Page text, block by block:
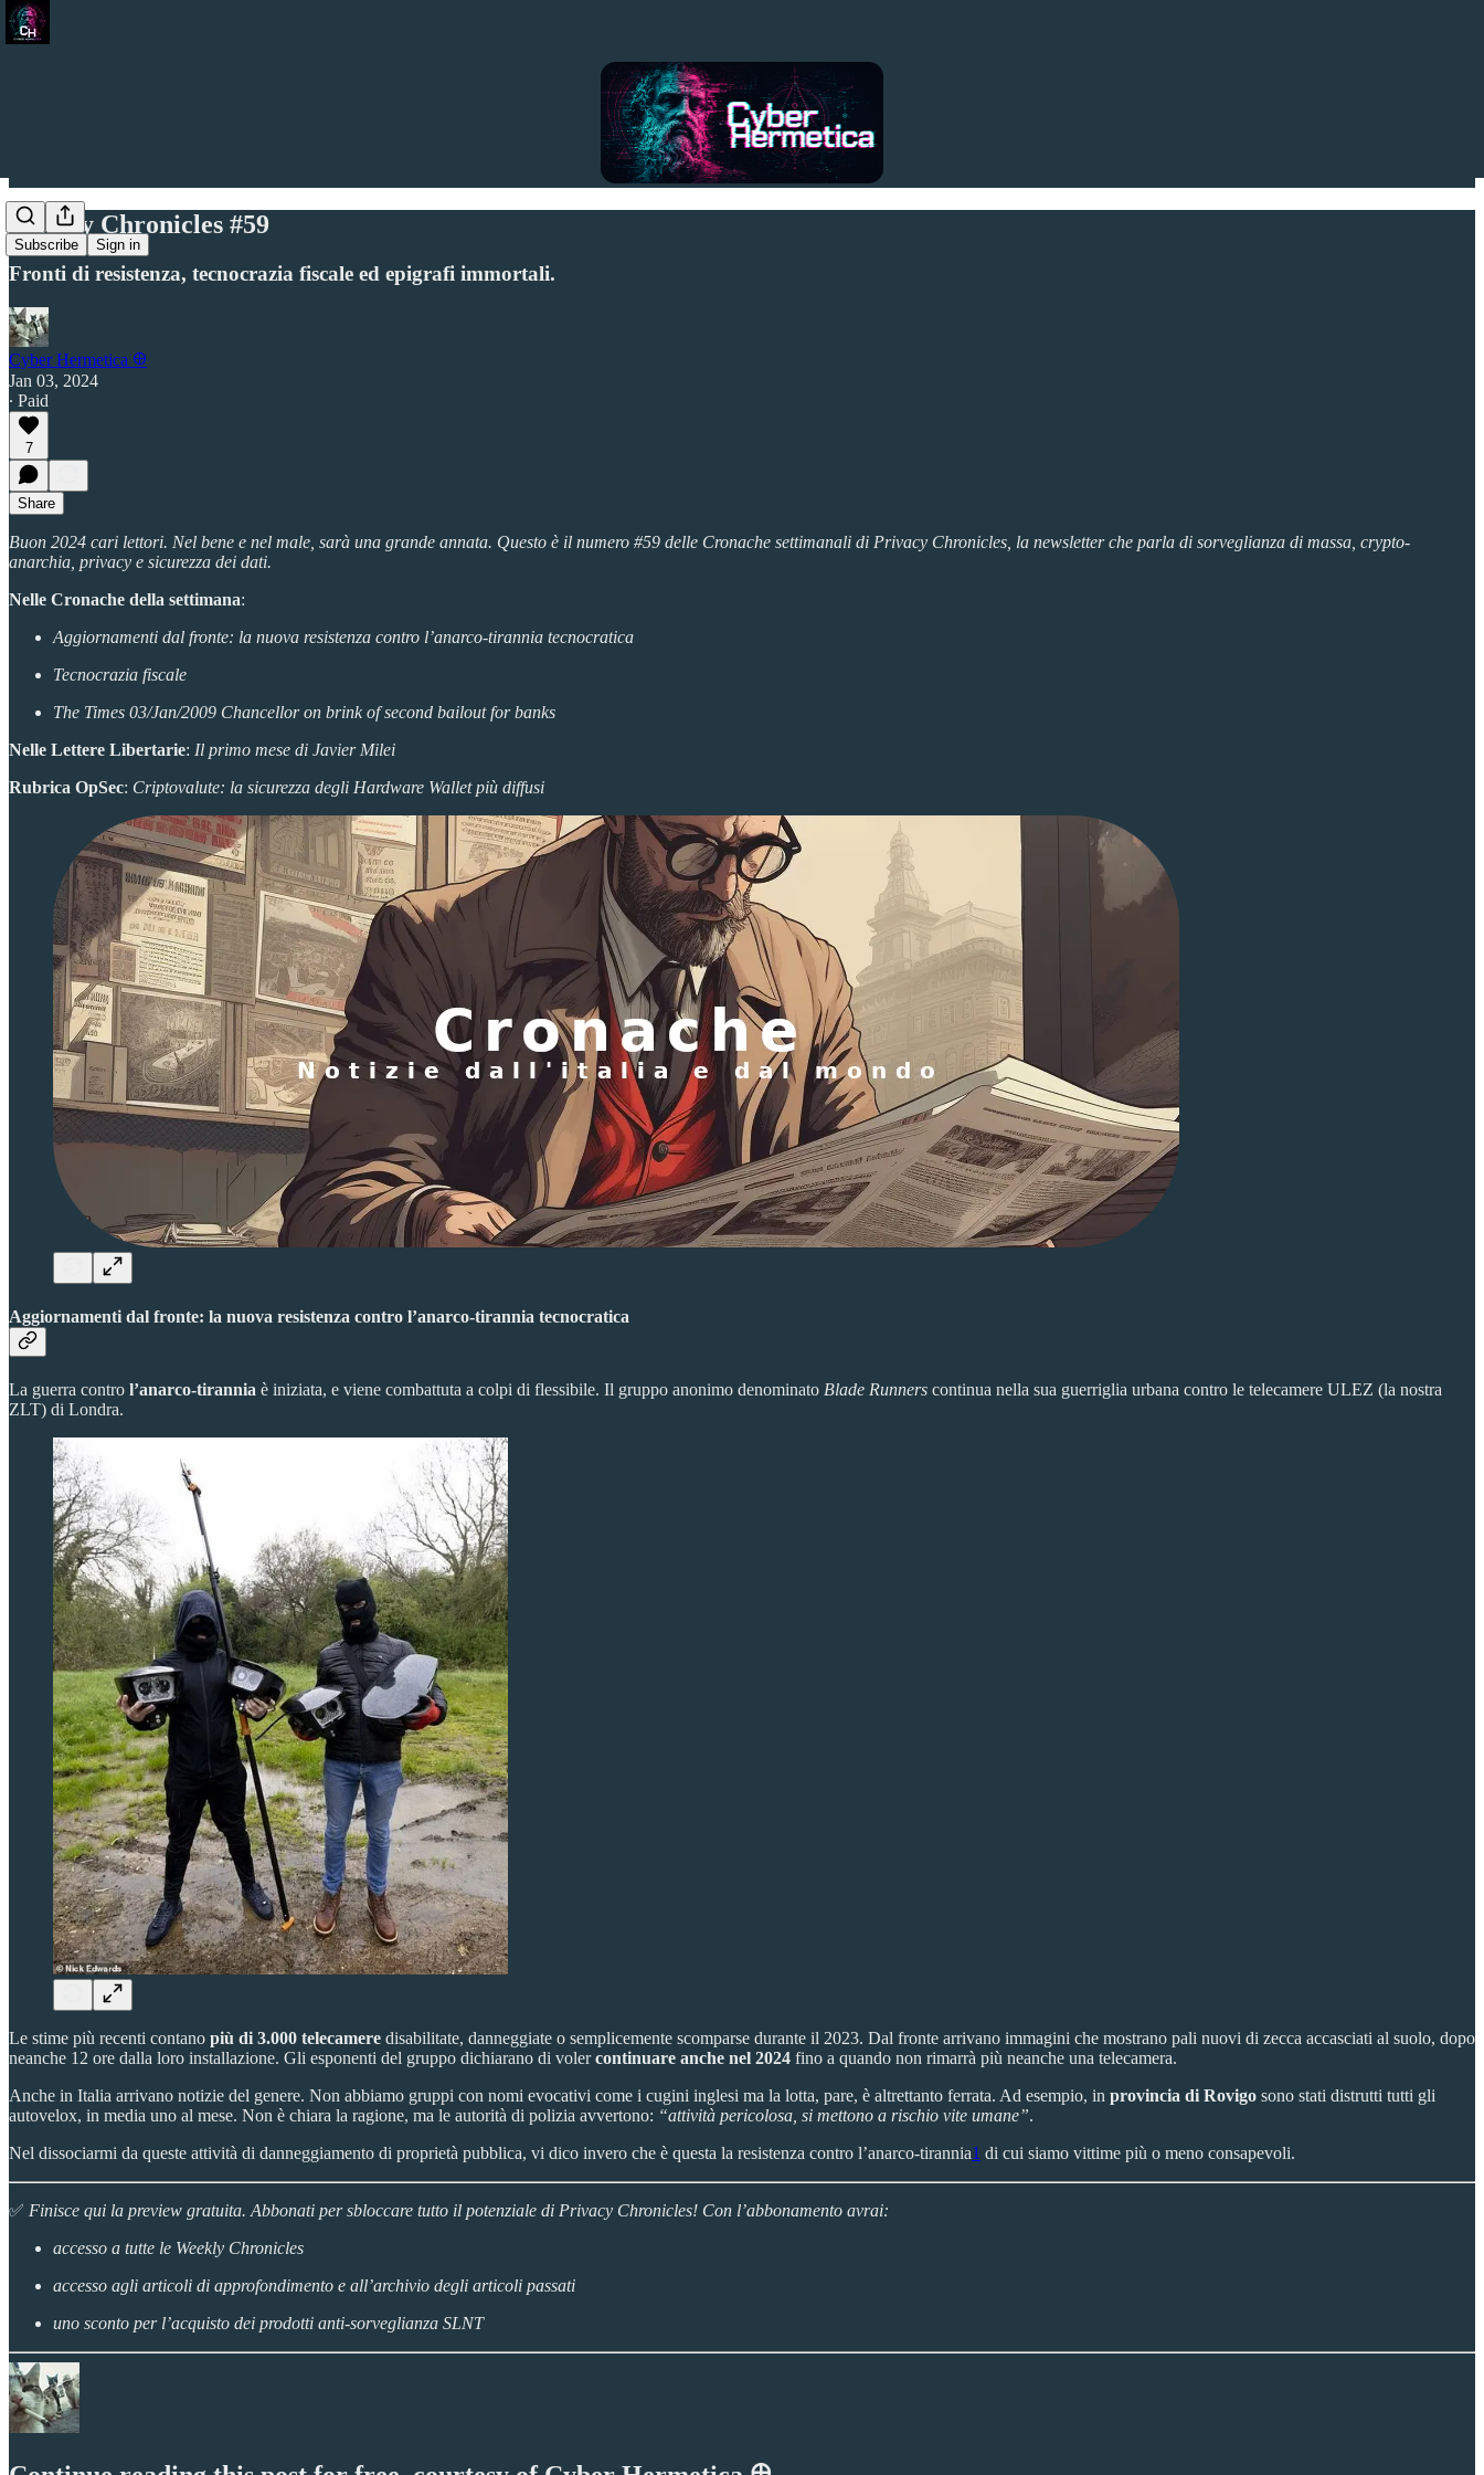
Subscribe Sign in
Weekly Chronicles #59
Fronti di resistenza, tecnocrazia fiscale ed epigrafi immortali.
Cyber Hermetica 𐀏
Jan 03, 2024
∙ Paid
7
Share
Buon 2024 cari lettori. Nel bene e nel male, sarà una grande annata. Questo è il numero #59 delle Cronache settimanali di Privacy Chronicles, la newsletter che parla di sorveglianza di massa, crypto-
anarchia, privacy e sicurezza dei dati.
Nelle Cronache della settimana:
Aggiornamenti dal fronte: la nuova resistenza contro l’anarco-tirannia tecnocratica
Tecnocrazia fiscale
The Times 03/Jan/2009 Chancellor on brink of second bailout for banks
Nelle Lettere Libertarie: Il primo mese di Javier Milei
Rubrica OpSec: Criptovalute: la sicurezza degli Hardware Wallet più diffusi
Aggiornamenti dal fronte: la nuova resistenza contro l’anarco-tirannia tecnocratica
La guerra contro l’anarco-tirannia è iniziata, e viene combattuta a colpi di flessibile. Il gruppo anonimo denominato Blade Runners continua nella sua guerriglia urbana contro le telecamere ULEZ (la nostra
ZLT) di Londra.
Le stime più recenti contano più di 3.000 telecamere disabilitate, danneggiate o semplicemente scomparse durante il 2023. Dal fronte arrivano immagini che mostrano pali nuovi di zecca accasciati al suolo, dopo
neanche 12 ore dalla loro installazione. Gli esponenti del gruppo dichiarano di volercontinuare anche nel 2024 fino a quando non rimarrà più neanche una telecamera.
Anche in Italia arrivano notizie del genere. Non abbiamo gruppi con nomi evocativi come i cugini inglesi ma la lotta, pare, è altrettanto ferrata. Ad esempio, in provincia di Rovigo sono stati distrutti tutti gli
autovelox, in media uno al mese. Non è chiara la ragione, ma le autorità di polizia avvertono: “attività pericolosa, si mettono a rischio vite umane”.
Nel dissociarmi da queste attività di danneggiamento di proprietà pubblica, vi dico invero che è questa la resistenza contro l’anarco-tirannia1 di cui siamo vittime più o meno consapevoli.
✅ Finisce qui la preview gratuita. Abbonati per sbloccare tutto il potenziale di Privacy Chronicles! Con l’abbonamento avrai:
accesso a tutte le Weekly Chronicles
accesso agli articoli di approfondimento e all’archivio degli articoli passati
uno sconto per l’acquisto dei prodotti anti-sorveglianza SLNT